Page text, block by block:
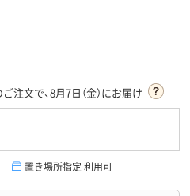
注文で、8月7日（金）にお届け
置き場所指定 利用可